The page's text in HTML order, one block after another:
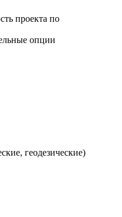
проекта по
опции
геодезические)